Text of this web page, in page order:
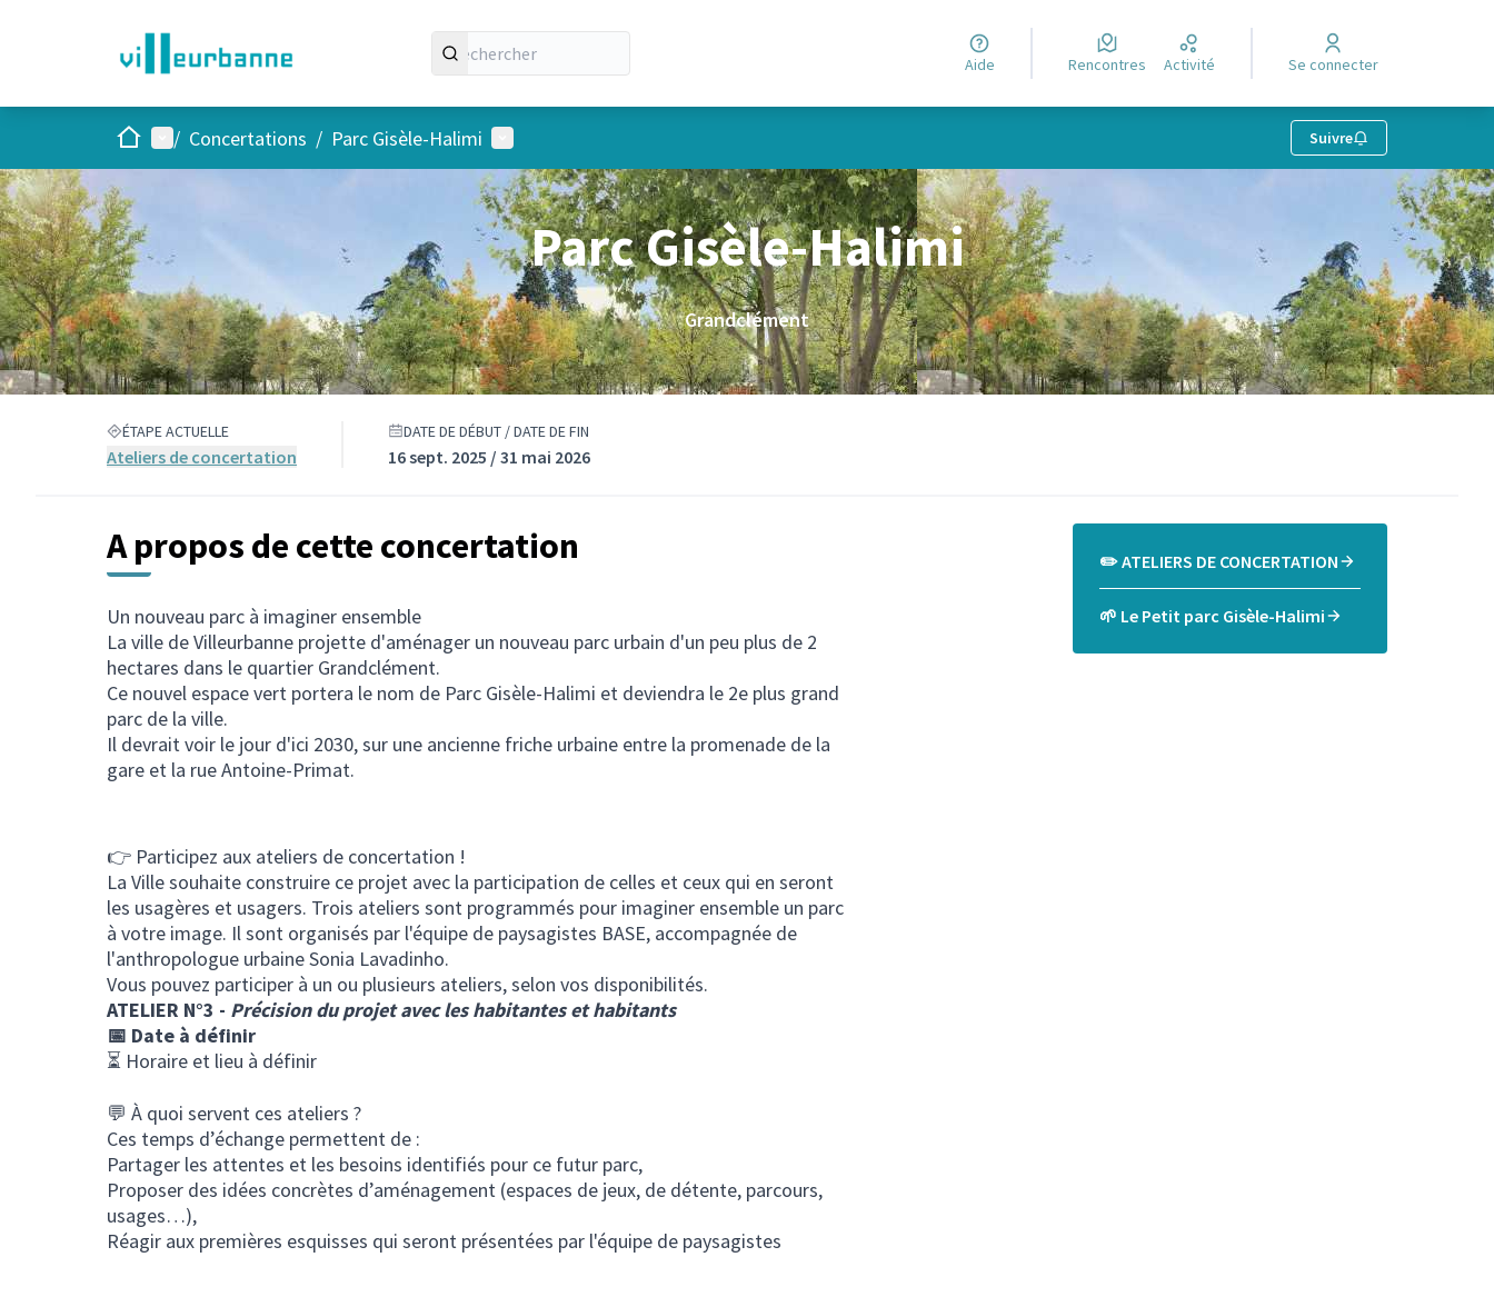
Aide Rencontres Activité Se connecter
AccueilMenu principal
/ Concertations / Parc Gisèle-Halimi Menu utilisateur Suivre
Parc Gisèle-Halimi
Grandclément
ÉTAPE ACTUELLE
Ateliers de concertation
DATE DE DÉBUT / DATE DE FIN
16 sept. 2025 / 31 mai 2026
A propos de cette concertation
Un nouveau parc à imaginer ensemble
La ville de Villeurbanne projette d'aménager un nouveau parc urbain d'un peu plus de 2
hectares dans le quartier Grandclément.
Ce nouvel espace vert portera le nom de Parc Gisèle-Halimi et deviendra le 2e plus grand
parc de la ville.
Il devrait voir le jour d'ici 2030, sur une ancienne friche urbaine entre la promenade de la
gare et la rue Antoine-Primat.
👉 Participez aux ateliers de concertation !
La Ville souhaite construire ce projet avec la participation de celles et ceux qui en seront
les usagères et usagers. Trois ateliers sont programmés pour imaginer ensemble un parc
à votre image. Il sont organisés par l'équipe de paysagistes BASE, accompagnée de
l'anthropologue urbaine Sonia Lavadinho.
Vous pouvez participer à un ou plusieurs ateliers, selon vos disponibilités.
ATELIER N°3 - Précision du projet avec les habitantes et habitants
📅 Date à définir
⏳ Horaire et lieu à définir
💬 À quoi servent ces ateliers ?
Ces temps d’échange permettent de :
Partager les attentes et les besoins identifiés pour ce futur parc,
Proposer des idées concrètes d’aménagement (espaces de jeux, de détente, parcours,
usages…),
Réagir aux premières esquisses qui seront présentées par l'équipe de paysagistes
✏️ ATELIERS DE CONCERTATION
🌱 Le Petit parc Gisèle-Halimi